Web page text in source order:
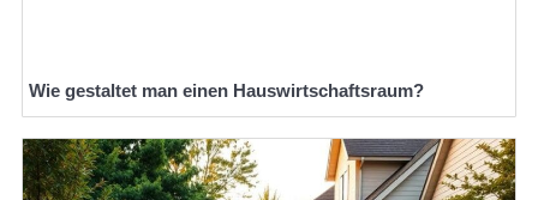
Wie gestaltet man einen Hauswirtschaftsraum?